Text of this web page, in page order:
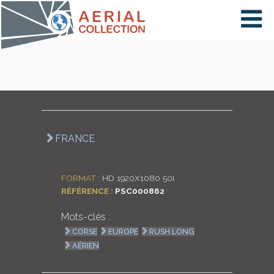
×
FRANCE
FORMAT : HD 1920X1080 50I
RÉFÉRENCE : PSC000862
Mots-clés :
CORSE EUROPE
RUSH LONG
AÉRIEN